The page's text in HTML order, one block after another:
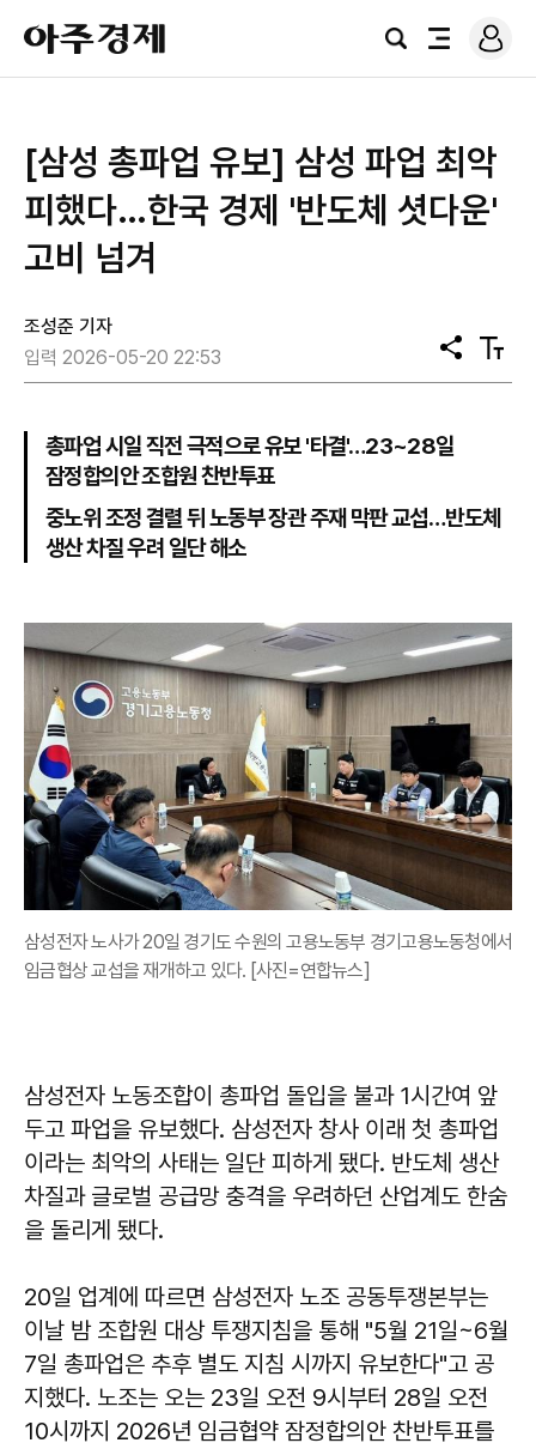
아
주
경
검
전
로
그
[삼성 총파업 유보] 삼성 파업 최악
피했다…한국 경제 '반도체 셧다운'
고비 넘겨
조성준 기자
입력 2026-05-20 22:53
공
유
텍
스
총파업 시일 직전 극적으로 유보 '타결'…23~28일
잠정합의안 조합원 찬반투표
중노위 조정 결렬 뒤 노동부 장관 주재 막판 교섭…반도체
생산 차질 우려 일단 해소
삼성전자 노사가 20일 경기도 수원의 고용노동부 경기고용노동청에서
임금협상 교섭을 재개하고 있다. [사진=연합뉴스]
삼성전자 노동조합이 총파업 돌입을 불과 1시간여 앞
두고 파업을 유보했다. 삼성전자 창사 이래 첫 총파업
이라는 최악의 사태는 일단 피하게 됐다. 반도체 생산
차질과 글로벌 공급망 충격을 우려하던 산업계도 한숨
을 돌리게 됐다.
20일 업계에 따르면 삼성전자 노조 공동투쟁본부는
이날 밤 조합원 대상 투쟁지침을 통해 "5월 21일~6월
7일 총파업은 추후 별도 지침 시까지 유보한다"고 공
지했다. 노조는 오는 23일 오전 9시부터 28일 오전
10시까지 2026년 임금협약 잠정합의안 찬반투표를